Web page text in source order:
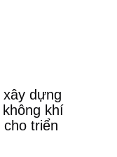
dựng
khí
triển